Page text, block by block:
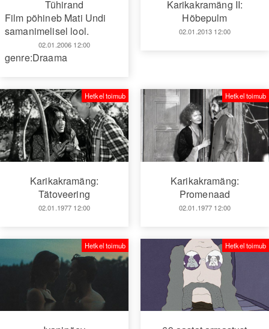
Tühirand
Film põhineb Mati Undi
samanimelisel lool.
02.01.2006 12:00
genre:Draama
Karikakramäng II:
Hõbepulm
02.01.2013 12:00
Karikakramäng:
Tätoveering
02.01.1977 12:00
Hetkel toimub
Karikakramäng:
Promenaad
02.01.1977 12:00
Hetkel toimub
Hetkel toimub Hetkel toimub